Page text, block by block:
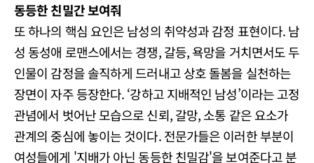
동등한 친밀간 보여줘
또 하나의 핵심 요인은 남성의 취약성과 감정 표현이다. 남
성 동성애 로맨스에서는 경쟁, 갈등, 욕망을 거치면서도 두
인물이 감정을 솔직하게 드러내고 상호 돌봄을 실천하는
장면이 자주 등장한다. ‘강하고 지배적인 남성’이라는 고정
관념에서 벗어난 모습으로 신뢰, 갈망, 소통 같은 요소가
관계의 중심에 놓이는 것이다. 전문가들은 이러한 부분이
여성들에게 '지배가 아닌 동등한 친밀감'을 보여준다고 분